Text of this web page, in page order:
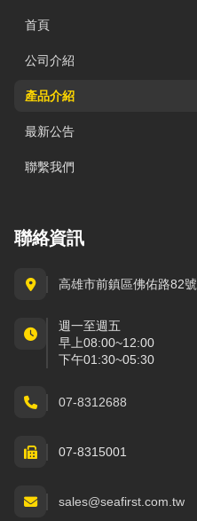
首頁
公司介紹
產品介紹
最新公告
聯繫我們
聯絡資訊
高雄市前鎮區佛佑路82號
週一至週五
早上08:00~12:00
下午01:30~05:30
07-8312688
07-8315001
sales@seafirst.com.tw